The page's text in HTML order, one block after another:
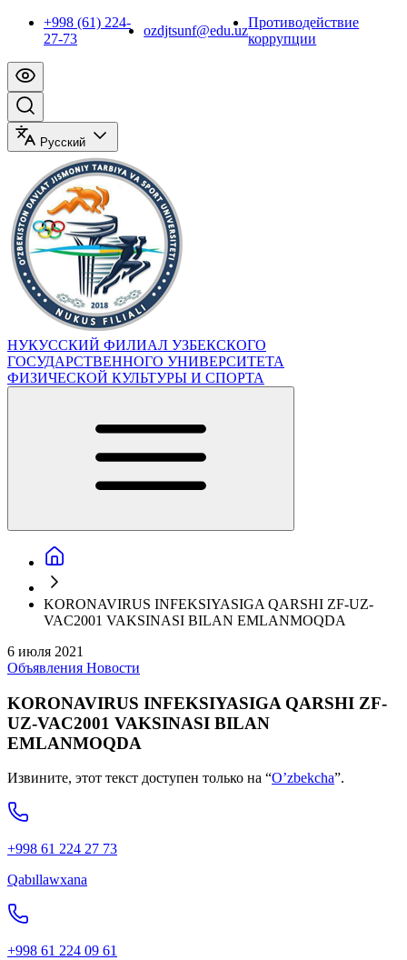
+998 (61) 224-
27-73
ozdjtsunf@edu.uz
Противодействие
коррупции
Русский
НУКУССКИЙ ФИЛИАЛ УЗБЕКСКОГО
ГОСУДАРСТВЕННОГО УНИВЕРСИТЕТА
ФИЗИЧЕСКОЙ КУЛЬТУРЫ И СПОРТА
KORONAVIRUS INFEKSIYASIGA QARSHI ZF-UZ-
VAC2001 VAKSINASI BILAN EMLANMOQDA
6 июля 2021
Объявления Новости
KORONAVIRUS INFEKSIYASIGA QARSHI ZF-
UZ-VAC2001 VAKSINASI BILAN
EMLANMOQDA
Извините, этот текст доступен только на “O’zbekcha”.
+998 61 224 27 73
Qabıllawxana
+998 61 224 09 61